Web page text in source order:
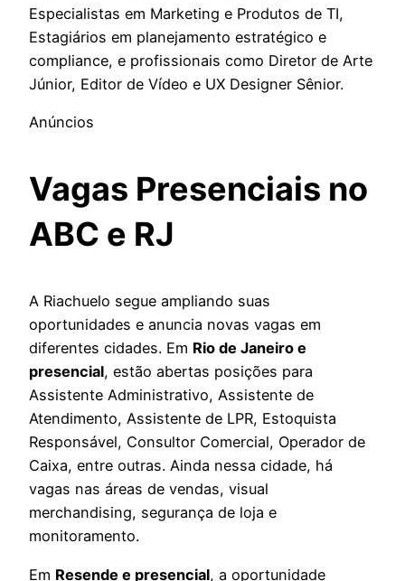
Especialistas em Marketing e Produtos de TI,
Estagiários em planejamento estratégico e
compliance, e profissionais como Diretor de Arte
Júnior, Editor de Vídeo e UX Designer Sênior.
Anúncios
Vagas Presenciais no
ABC e RJ
A Riachuelo segue ampliando suas
oportunidades e anuncia novas vagas em
diferentes cidades. Em Rio de Janeiro e
presencial, estão abertas posições para
Assistente Administrativo, Assistente de
Atendimento, Assistente de LPR, Estoquista
Responsável, Consultor Comercial, Operador de
Caixa, entre outras. Ainda nessa cidade, há
vagas nas áreas de vendas, visual
merchandising, segurança de loja e
monitoramento.
Em Resende e presencial, a oportunidade